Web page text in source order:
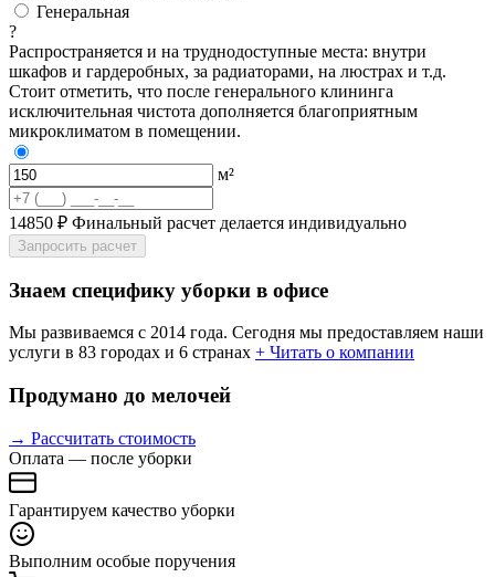
Генеральная
?
Распространяется и на труднодоступные места: внутри
шкафов и гардеробных, за радиаторами, на люстрах и т.д.
Стоит отметить, что после генерального клининга
исключительная чистота дополняется благоприятным
микроклиматом в помещении.
м²
14850 ₽ Финальный расчет делается индивидуально
Запросить расчет
Знаем специфику уборки в офисе
Мы развиваемся с 2014 года. Сегодня мы предоставляем наши
услуги в 83 городах и 6 странах + Читать о компании
Продумано до мелочей
→ Рассчитать стоимость
Оплата — после уборки
Гарантируем качество уборки
Выполним особые поручения